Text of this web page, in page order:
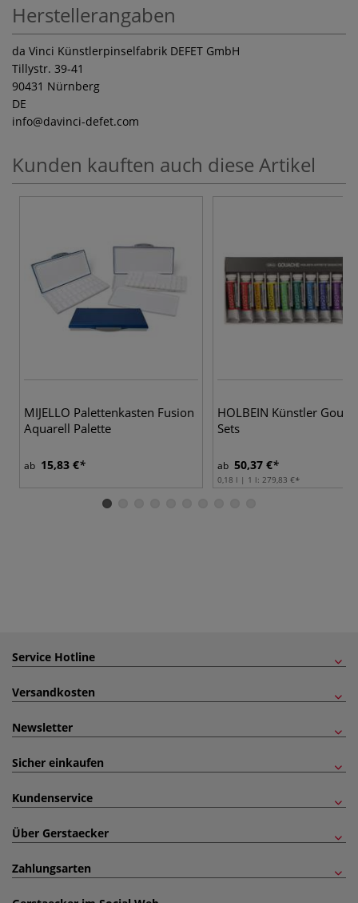
Herstellerangaben
da Vinci Künstlerpinselfabrik DEFET GmbH
Tillystr. 39-41
90431 Nürnberg
DE
info@davinci-defet.com
Kunden kauften auch diese Artikel
MIJELLO Palettenkasten Fusion
Aquarell Palette
ab 15,83 €
HOLBEIN Künstler
Sets
ab 50,37 €
0,18 l | 1 l: 279,83 €
Service Hotline
Versandkosten
Newsletter
Sicher einkaufen
Kundenservice
Über Gerstaecker
Zahlungsarten